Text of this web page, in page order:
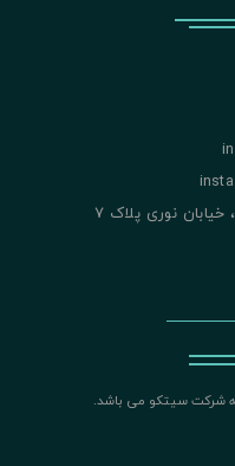
شرکت سیتکو می باشد.